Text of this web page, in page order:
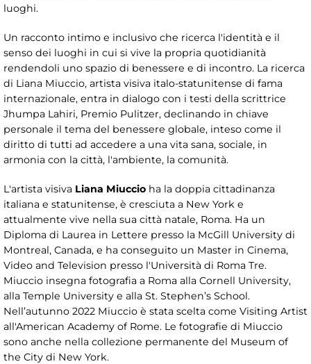
luoghi.
Un racconto intimo e inclusivo che ricerca l'identità e il
senso dei luoghi in cui si vive la propria quotidianità
rendendoli uno spazio di benessere e di incontro. La ricerca
di Liana Miuccio, artista visiva italo-statunitense di fama
internazionale, entra in dialogo con i testi della scrittrice
Jhumpa Lahiri, Premio Pulitzer, declinando in chiave
personale il tema del benessere globale, inteso come il
diritto di tutti ad accedere a una vita sana, sociale, in
armonia con la città, l'ambiente, la comunità.
L'artista visiva Liana Miuccio ha la doppia cittadinanza
italiana e statunitense, è cresciuta a New York e
attualmente vive nella sua città natale, Roma. Ha un
Diploma di Laurea in Lettere presso la McGill University di
Montreal, Canada, e ha conseguito un Master in Cinema,
Video and Television presso l'Università di Roma Tre.
Miuccio insegna fotografia a Roma alla Cornell University,
alla Temple University e alla St. Stephen’s School.
Nell’autunno 2022 Miuccio è stata scelta come Visiting Artist
all'American Academy of Rome. Le fotografie di Miuccio
sono anche nella collezione permanente del Museum of
the City di New York.